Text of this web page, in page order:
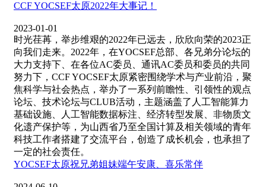
CCF YOCSEF太原2022年大事记！
2023-01-01
时光荏苒，举步维艰的2022年已远去，欣欣向荣的2023正
向我们走来。2022年，在YOCSEF总部、各兄弟分论坛的
大力支持下、在各位AC委员、通讯AC委员和委员的共同
努力下，CCF YOCSEF太原紧密围绕学术与产业前沿，聚
焦科学与社会热点，举办了一系列前瞻性、引领性的观点
论坛、技术论坛与CLUB活动，主题涵盖了人工智能算力
基础设施、人工智能数据标注、经济转型发展、非物质文
化遗产保护等，为山西省乃至全国计算及相关领域的青年
科技工作者搭建了交流平台，创造了成长机会，也承担了
一定的社会责任。
YOCSEF太原祝兄弟姐妹端午安康、喜乐常伴